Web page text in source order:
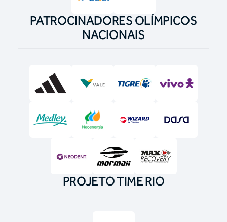
PATROCINADORES OLÍMPICOS
NACIONAIS
PROJETO TIME RIO